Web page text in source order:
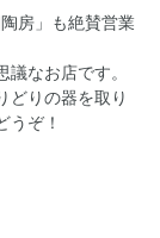
房」も絶賛営業
なお店です。
どりの器を取り
うぞ！